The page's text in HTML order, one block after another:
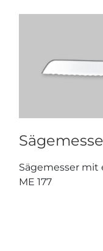
Sägemesser mit
ME 177